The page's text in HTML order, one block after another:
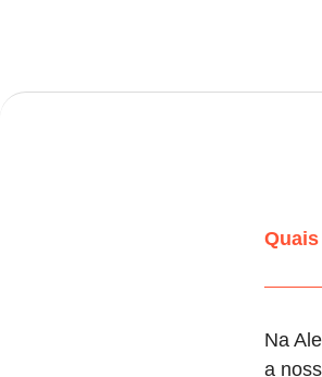
Na
a